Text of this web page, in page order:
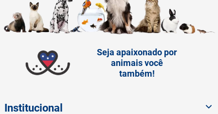
Seja apaixonado por
animais você
também!
Institucional